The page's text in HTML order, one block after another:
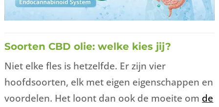
Soorten CBD olie: welke kies jij?
Niet elke fles is hetzelfde. Er zijn vier
hoofdsoorten, elk met eigen eigenschappen en
voordelen. Het loont dan ook de moeite om de